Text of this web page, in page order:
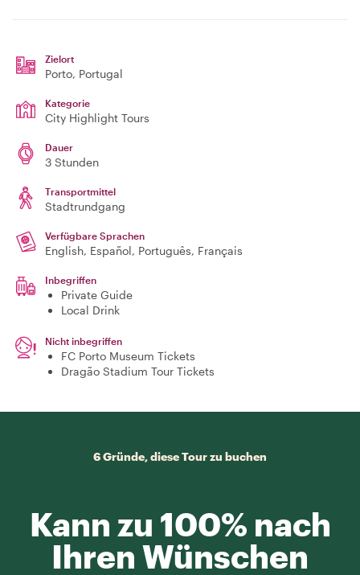
Zielort
Porto, Portugal
Kategorie
City Highlight Tours
Dauer
3 Stunden
Transportmittel
Stadtrundgang
Verfügbare Sprachen
English, Español, Português, Français
Inbegriffen
Private Guide
Local Drink
Nicht inbegriffen
FC Porto Museum Tickets
Dragão Stadium Tour Tickets
6 Gründe, diese Tour zu buchen
Kann zu 100% nach
Ihren Wünschen